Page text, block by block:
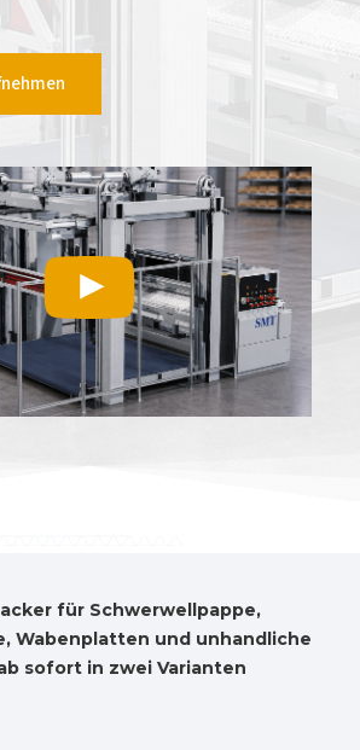
für Schwerwellpappe,
Wabenplatten und unhandliche
sofort in zwei Varianten